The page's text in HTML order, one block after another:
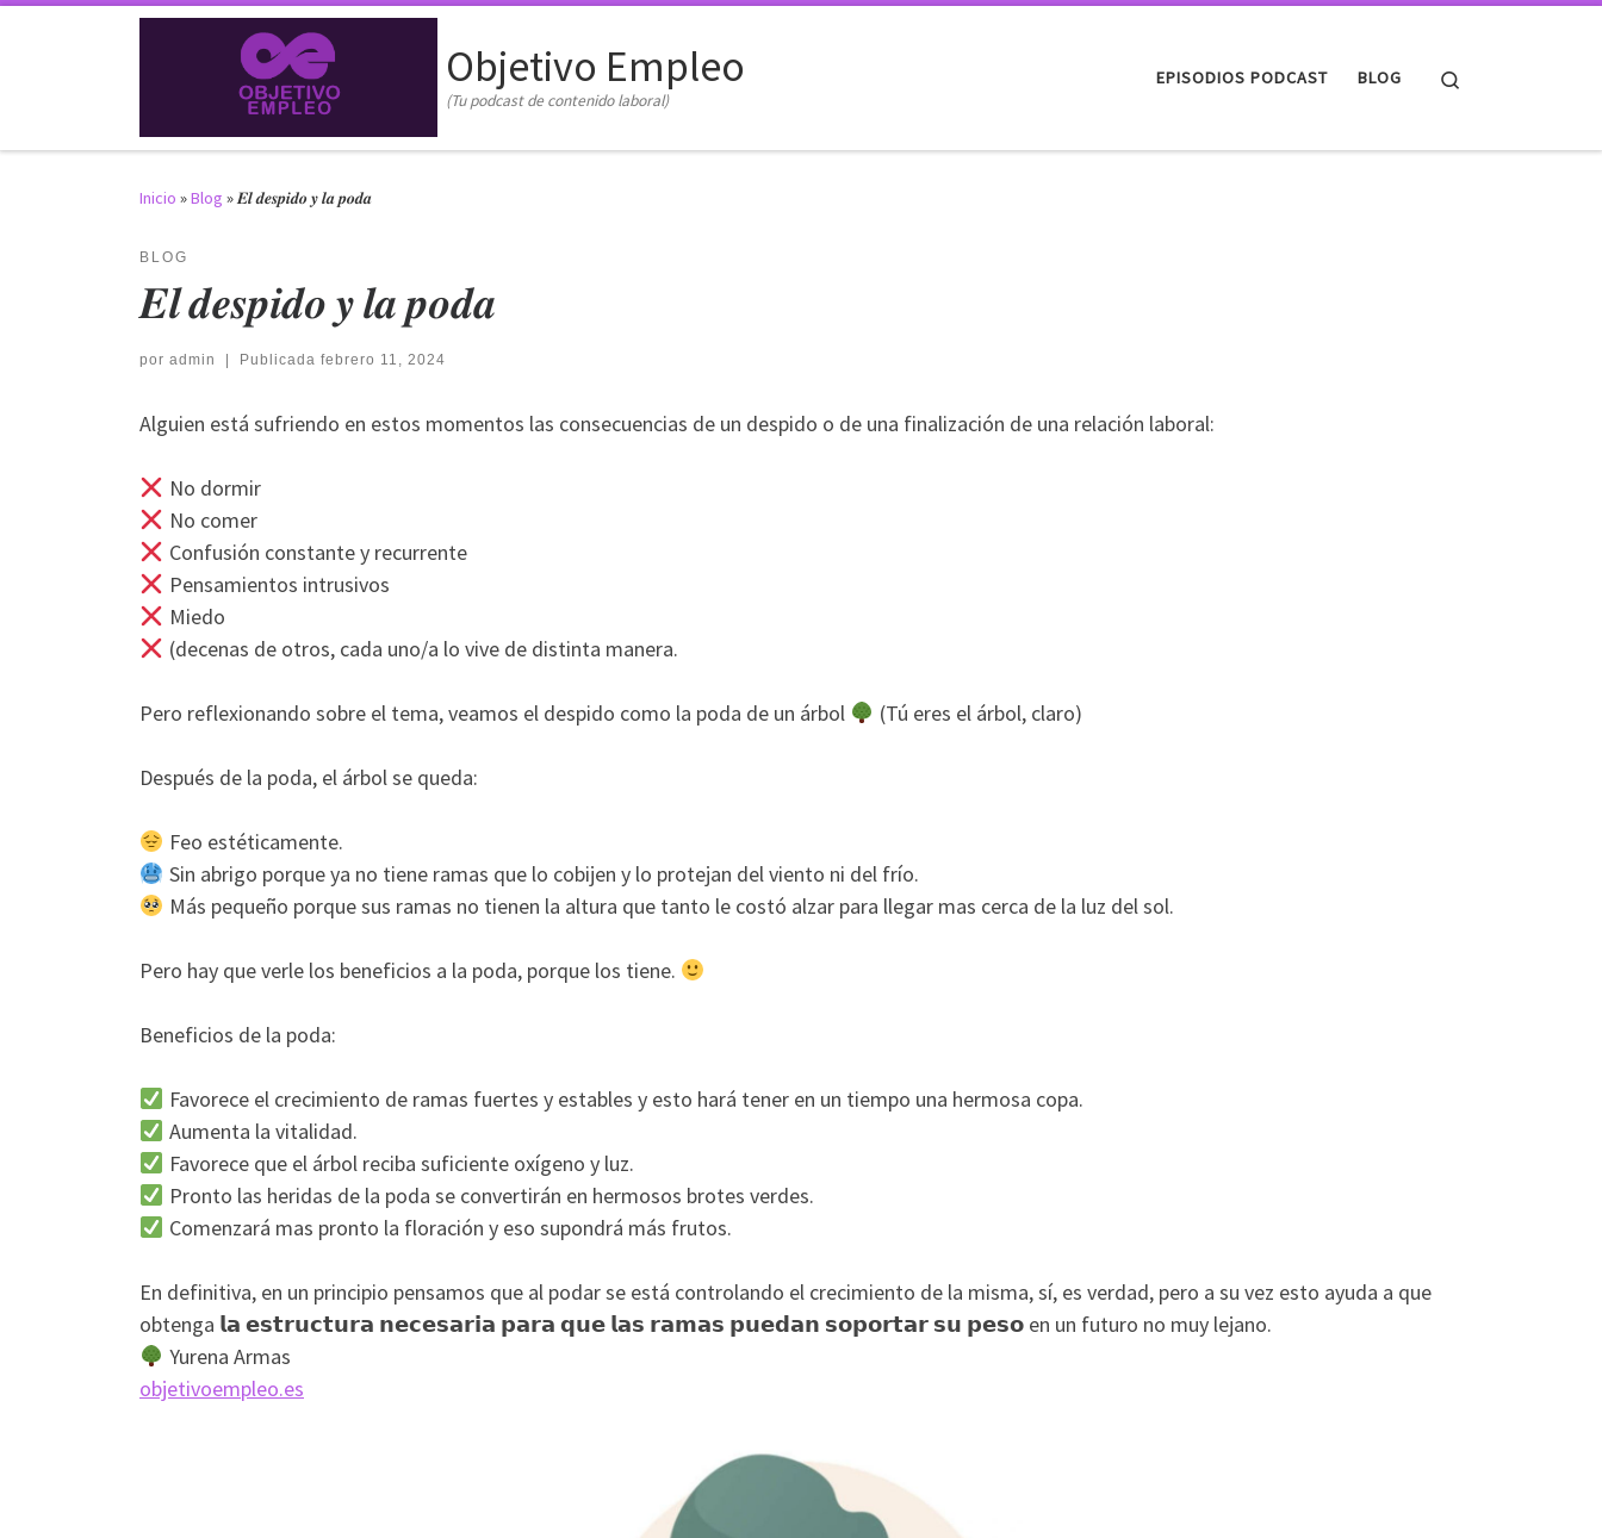
Objetivo Empleo
(Tu podcast de contenido laboral)
EPISODIOS PODCAST BLOG
Inicio »Blog »𝑬𝒍 𝒅𝒆𝒔𝒑𝒊𝒅𝒐 𝒚 𝒍𝒂 𝒑𝒐𝒅𝒂
BLOG
𝑬𝒍 𝒅𝒆𝒔𝒑𝒊𝒅𝒐 𝒚 𝒍𝒂 𝒑𝒐𝒅𝒂
por admin Publicada febrero 11, 2024
Alguien está sufriendo en estos momentos las consecuencias de un despido o de una finalización de una relación laboral:
No dormir
No comer
Confusión constante y recurrente
Pensamientos intrusivos
Miedo
(decenas de otros, cada uno/a lo vive de distinta manera.
Pero reflexionando sobre el tema, veamos el despido como la poda de un árbol (Tú eres el árbol, claro)
Después de la poda, el árbol se queda:
Feo estéticamente.
Sin abrigo porque ya no tiene ramas que lo cobijen y lo protejan del viento ni del frío.
Más pequeño porque sus ramas no tienen la altura que tanto le costó alzar para llegar mas cerca de la luz del sol.
Pero hay que verle los beneficios a la poda, porque los tiene.
Beneficios de la poda:
Favorece el crecimiento de ramas fuertes y estables y esto hará tener en un tiempo una hermosa copa.
Aumenta la vitalidad.
Favorece que el árbol reciba suficiente oxígeno y luz.
Pronto las heridas de la poda se convertirán en hermosos brotes verdes.
Comenzará mas pronto la floración y eso supondrá más frutos.
En definitiva, en un principio pensamos que al podar se está controlando el crecimiento de la misma, sí, es verdad, pero a su vez esto ayuda a que
obtenga 𝗹𝗮 𝗲𝘀𝘁𝗿𝘂𝗰𝘁𝘂𝗿𝗮 𝗻𝗲𝗰𝗲𝘀𝗮𝗿𝗶𝗮 𝗽𝗮𝗿𝗮 𝗾𝘂𝗲 𝗹𝗮𝘀 𝗿𝗮𝗺𝗮𝘀 𝗽𝘂𝗲𝗱𝗮𝗻 𝘀𝗼𝗽𝗼𝗿𝘁𝗮𝗿 𝘀𝘂 𝗽𝗲𝘀𝗼 en un futuro no muy lejano.
Yurena Armas
objetivoempleo.es